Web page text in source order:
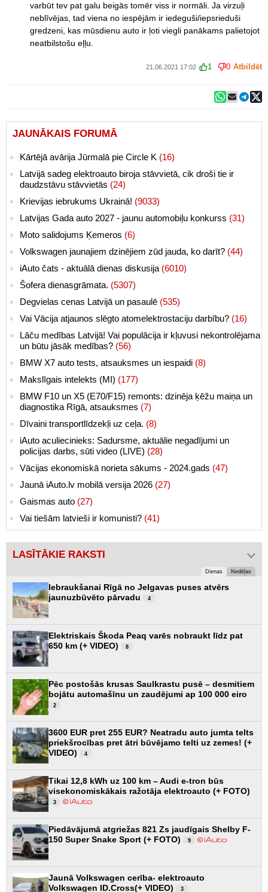
varbūt tev pat galu beigās tomēr viss ir normāli. Ja virzuļi
neblīvējas, tad viena no iespējām ir iedeguši/iepsrieduši
gredzeni, kas mūsdienu auto ir ļoti viegli panākams palietojot
neatbilstošu eļļu.
21.06.2021 17:02 1 0 Atbildēt
JAUNĀKAIS FORUMĀ
Kārtējā avārija Jūrmalā pie Circle K (16)
Latvijā sadeg elektroauto biroja stāvvietā, cik droši tie ir
daudzstāvu stāvvietās (24)
Krievijas iebrukums Ukrainā! (9033)
Latvijas Gada auto 2027 - jaunu automobiļu konkurss (31)
Moto salidojums Ķemeros (6)
Volkswagen jaunajiem dzinējiem zūd jauda, ko darīt? (44)
iAuto čats - aktuālā dienas diskusija (6010)
Šofera dienasgrāmata. (5307)
Degvielas cenas Latvijā un pasaulē (535)
Vai Vācija atjaunos slēgto atomelektrostaciju darbību? (16)
Lāču medības Latvijā! Vai populācija ir kļuvusi nekontrolējama
un būtu jāsāk medības? (56)
BMW X7 auto tests, atsauksmes un iespaidi (8)
Makslīgais intelekts (MI) (177)
BMW F10 un X5 (E70/F15) remonts: dzinēja ķēžu maiņa un
diagnostika Rīgā, atsauksmes (7)
Dīvaini transportlīdzekļi uz ceļa. (8)
iAuto aculiecinieks: Sadursme, aktuālie negadījumi un
policijas darbs, sūti video (LIVE) (28)
Vācijas ekonomiskā norieta sākums - 2024.gads (47)
Jaunā iAuto.lv mobilā versija 2026 (27)
Gaismas auto (27)
Vai tiešām latvieši ir komunisti? (41)
LASĪTĀKIE RAKSTI
Dienas Nedēļas
Iebraukšanai Rīgā no Jelgavas puses atvērs
jaunuzbūvēto pārvadu
4
Elektriskais Škoda Peaq varēs nobraukt līdz pat
650 km (+ VIDEO)
8
Pēc postošās krusas Saulkrastu pusē – desmitiem
bojātu automašīnu un zaudējumi ap 100 000 eiro
2
3600 EUR pret 255 EUR? Neatradu auto jumta telts
priekšrocības pret ātri būvējamo telti uz zemes! (+
VIDEO)
4
Tikai 12,8 kWh uz 100 km – Audi e-tron būs
visekonomiskākais ražotāja elektroauto (+ FOTO)
3
Piedāvājumā atgriežas 821 Zs jaudīgais Shelby F-
150 Super Snake Sport (+ FOTO)
9
Jaunā Volkswagen cerība- elektroauto
Volkswagen ID.Cross(+ VIDEO)
3